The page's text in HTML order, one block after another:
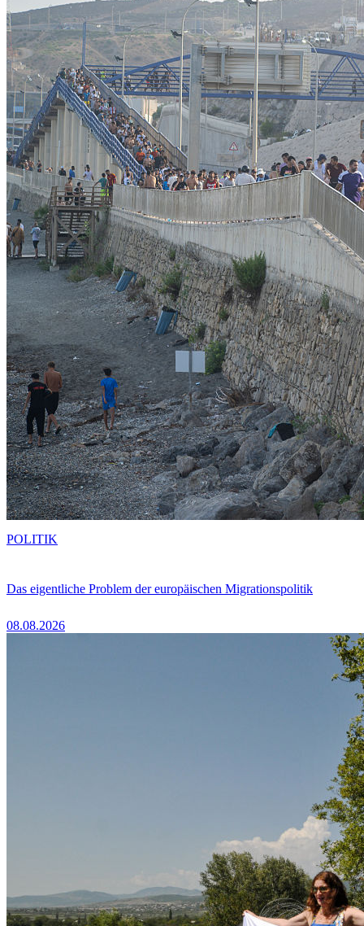
Das eigentliche Problem der europäischen Migrationspolitik
08.08.2026
POLITIK